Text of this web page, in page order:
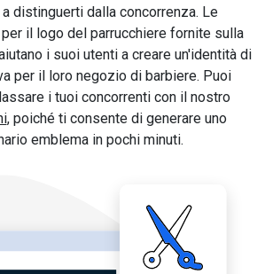
distinguerti dalla concorrenza. Le
il logo del parrucchiere fornite sulla
i suoi utenti a creare un'identità di
per il loro negozio di barbiere. Puoi
i tuoi concorrenti con il nostro
, poiché ti consente di generare uno
emblema in pochi minuti.